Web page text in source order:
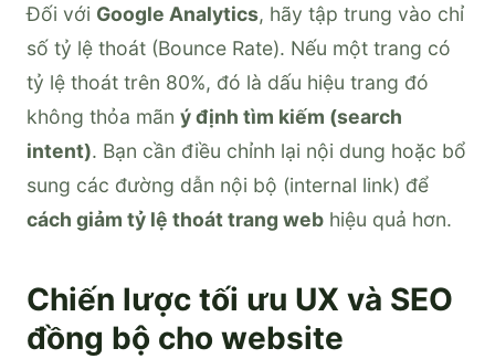
Đối với Google Analytics, hãy tập trung vào chỉ
số tỷ lệ thoát (Bounce Rate). Nếu một trang có
tỷ lệ thoát trên 80%, đó là dấu hiệu trang đó
không thỏa mãn ý định tìm kiếm (search
intent). Bạn cần điều chỉnh lại nội dung hoặc bổ
sung các đường dẫn nội bộ (internal link) để
cách giảm tỷ lệ thoát trang web hiệu quả hơn.
Chiến lược tối ưu UX và SEO
đồng bộ cho website